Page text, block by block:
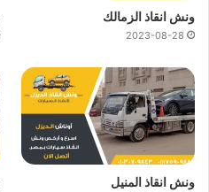
ونش انقاذ الزمالك
2023-08-28
ونش انقاذ المنيل